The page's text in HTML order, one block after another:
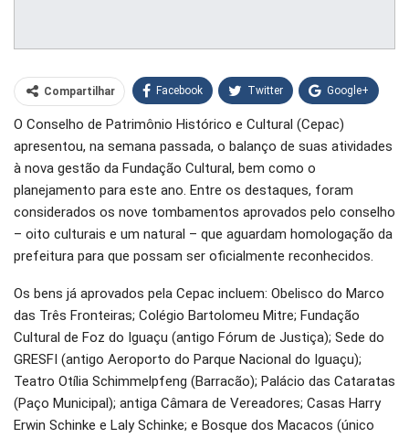
Compartilhar Facebook Twitter Google+
WhatsApp Pinterest
O Conselho de Patrimônio Histórico e Cultural (Cepac)
apresentou, na semana passada, o balanço de suas atividades
à nova gestão da Fundação Cultural, bem como o
planejamento para este ano. Entre os destaques, foram
considerados os nove tombamentos aprovados pelo conselho
– oito culturais e um natural – que aguardam homologação da
prefeitura para que possam ser oficialmente reconhecidos.
Os bens já aprovados pela Cepac incluem: Obelisco do Marco
das Três Fronteiras; Colégio Bartolomeu Mitre; Fundação
Cultural de Foz do Iguaçu (antigo Fórum de Justiça); Sede do
GRESFI (antigo Aeroporto do Parque Nacional do Iguaçu);
Teatro Otília Schimmelpfeng (Barracão); Palácio das Cataratas
(Paço Municipal); antiga Câmara de Vereadores; Casas Harry
Erwin Schinke e Laly Schinke; e Bosque dos Macacos (único